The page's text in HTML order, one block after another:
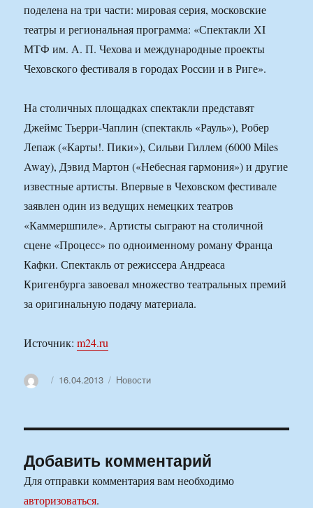
поделена на три части: мировая серия, московские
театры и региональная программа: «Спектакли XI
МТФ им. А. П. Чехова и международные проекты
Чеховского фестиваля в городах России и в Риге».
На столичных площадках спектакли представят
Джеймс Тьерри-Чаплин (спектакль «Рауль»), Робер
Лепаж («Карты!. Пики»), Сильви Гиллем (6000 Miles
Away), Дэвид Мартон («Небесная гармония») и другие
известные артисты. Впервые в Чеховском фестивале
заявлен один из ведущих немецких театров
«Каммершпиле». Артисты сыграют на столичной
сцене «Процесс» по одноименному роману Франца
Кафки. Спектакль от режиссера Андреаса
Кригенбурга завоевал множество театральных премий
за оригинальную подачу материала.
Источник:m24.ru
АвторОпубликовано
16.04.2013 Рубрики
Новости
Добавить комментарий
Для отправки комментария вам необходимо
авторизоваться.